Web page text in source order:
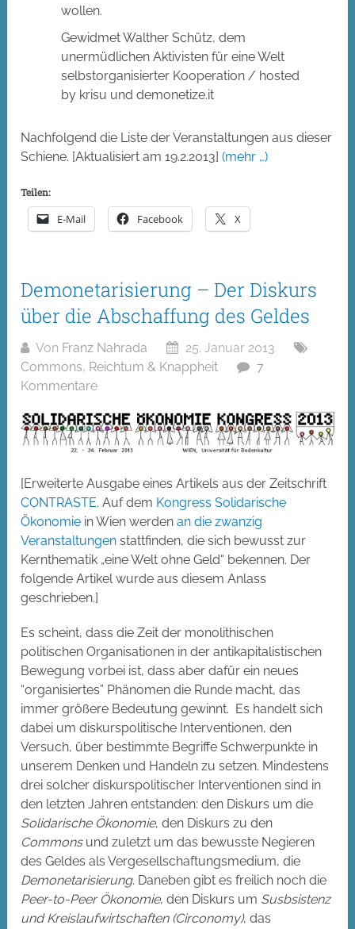
wollen.
Gewidmet Walther Schütz, dem
unermüdlichen Aktivisten für eine Welt
selbstorganisierter Kooperation / hosted
by krisu und demonetize.it
Nachfolgend die Liste der Veranstaltungen aus dieser
Schiene. [Aktualisiert am 19.2.2013](mehr …)
Teilen:
E-Mail Facebook X
Demonetarisierung – Der Diskurs
über die Abschaffung des Geldes
Von Franz Nahrada
25. Januar 2013
Commons, Reichtum & Knappheit
7
Kommentare
[Erweiterte Ausgabe eines Artikels aus der Zeitschrift
CONTRASTE. Auf dem Kongress Solidarische
Ökonomie in Wien werdenan die zwanzig
Veranstaltungen stattfinden, die sich bewusst zur
Kernthematik „eine Welt ohne Geld“ bekennen. Der
folgende Artikel wurde aus diesem Anlass
geschrieben.]
Es scheint, dass die Zeit der monolithischen
politischen Organisationen in der antikapitalistischen
Bewegung vorbei ist, dass aber dafür ein neues
“organisiertes” Phänomen die Runde macht, das
immer größere Bedeutung gewinnt. Es handelt sich
dabei um diskurspolitische Interventionen, den
Versuch, über bestimmte Begriffe Schwerpunkte in
unserem Denken und Handeln zu setzen. Mindestens
drei solcher diskurspolitischer Interventionen sind in
den letzten Jahren entstanden: den Diskurs um die
Solidarische Ökonomie, den Diskurs zu den
Commonsund zuletzt um das bewusste Negieren
des Geldes als Vergesellschaftungsmedium, die
Demonetarisierung. Daneben gibt es freilich noch die
Peer-to-Peer Ökonomie, den Diskurs um Susbsistenz
und Kreislaufwirtschaften (Circonomy), das